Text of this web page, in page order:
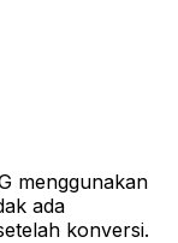
menggunakan
ada
konversi.